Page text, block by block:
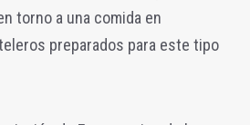
torno a una comida en
preparados para este tipo